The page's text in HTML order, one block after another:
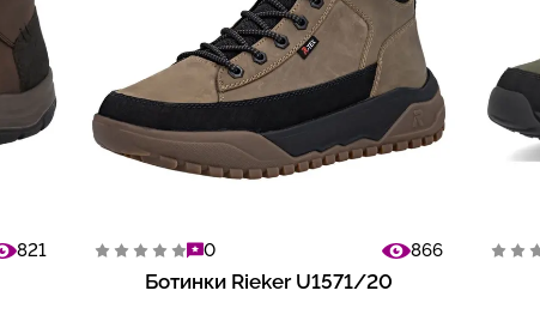
821 0 866
Ботинки Rieker U1571/20